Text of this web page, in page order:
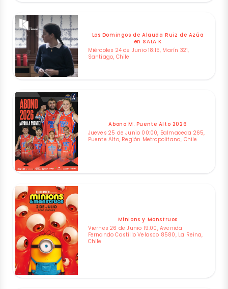
Los Domingos de Alauda Ruiz de Azúa
en SALA K
Miércoles 24 de Junio 18:15, Marín 321,
Santiago, Chile
Abono M. Puente Alto 2026
Jueves 25 de Junio 00:00, Balmaceda 265,
Puente Alto, Región Metropolitana, Chile
Minions y Monstruos
Viernes 26 de Junio 19:00, Avenida
Fernando Castillo Velasco 8580, La Reina,
Chile